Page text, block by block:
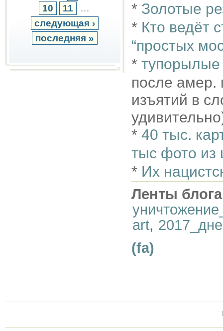
10
11
…
следующая ›
последняя »
* Золотые
* Кто ведёт
“простых
*
после амер.
изъятий в
* 40 тыс.
тыс фото из
* Их
Ленты
art,
(fa)